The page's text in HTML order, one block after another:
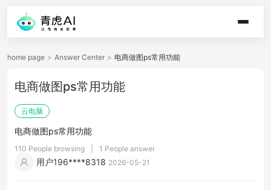
home page > Answer Center > 电商做图ps常用功能
电商做图ps常用功能
云电脑
电商做图ps常用功能
110 People browsing 1 People answer
用户196****8318 2026-05-21